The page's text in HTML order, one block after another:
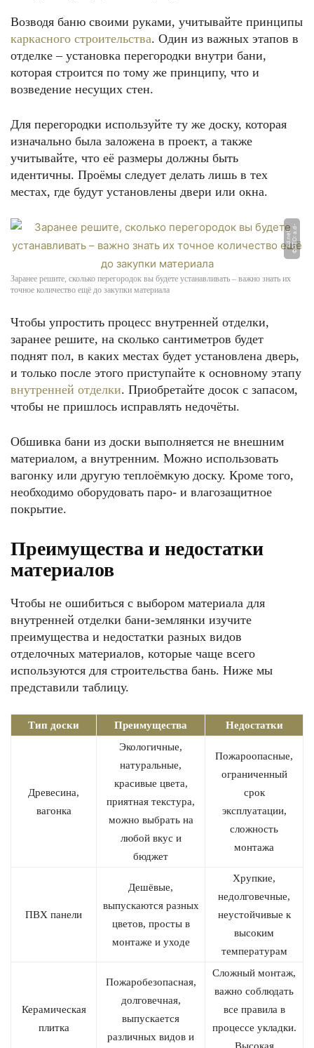
Возводя баню своими руками, учитывайте принципы
каркасного строительства. Один из важных этапов в
отделке – установка перегородки внутри бани,
которая строится по тому же принципу, что и
возведение несущих стен.
Для перегородки используйте ту же доску, которая
изначально была заложена в проект, а также
учитывайте, что её размеры должны быть
идентичны. Проёмы следует делать лишь в тех
местах, где будут установлены двери или окна.
Ф
О
Т
О:
a.d
-
c
d.
n
e
t
Заранее решите, сколько перегородок вы будете устанавливать – важно знать их
точное количество ещё до закупки материала
Чтобы упростить процесс внутренней отделки,
заранее решите, на сколько сантиметров будет
поднят пол, в каких местах будет установлена дверь,
и только после этого приступайте к основному этапу
внутренней отделки. Приобретайте досок с запасом,
чтобы не пришлось исправлять недочёты.
Обшивка бани из доски выполняется не внешним
материалом, а внутренним. Можно использовать
вагонку или другую теплоёмкую доску. Кроме того,
необходимо оборудовать паро- и влагозащитное
покрытие.
Преимущества и недостатки
материалов
Чтобы не ошибиться с выбором материала для
внутренней отделки бани-землянки изучите
преимущества и недостатки разных видов
отделочных материалов, которые чаще всего
используются для строительства бань. Ниже мы
представили таблицу.
Тип доски Преимущества Недостатки
Древесина,
вагонка
Экологичные,
натуральные,
красивые цвета,
приятная текстура,
можно выбрать на
любой вкус и
бюджет
Пожароопасные,
ограниченный
срок
эксплуатации,
сложность
монтажа
ПВХ панели
Дешёвые,
выпускаются разных
цветов, просты в
монтаже и уходе
Хрупкие,
недолговечные,
неустойчивые к
высоким
температурам
Керамическая
плитка
Пожаробезопасная,
долговечная,
выпускается
различных видов и
Сложный монтаж,
важно соблюдать
все правила в
процессе укладки.